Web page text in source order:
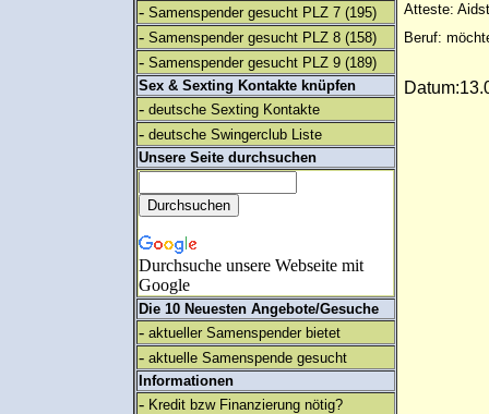
- Samenspender gesucht PLZ 7 (195)
- Samenspender gesucht PLZ 8 (158)
- Samenspender gesucht PLZ 9 (189)
Sex & Sexting Kontakte knüpfen
- deutsche Sexting Kontakte
- deutsche Swingerclub Liste
Unsere Seite durchsuchen
Durchsuche unsere Webseite mit
Google
Die 10 Neuesten Angebote/Gesuche
- aktueller Samenspender bietet
- aktuelle Samenspende gesucht
Informationen
- Kredit bzw Finanzierung nötig?
Atteste:
Beruf: